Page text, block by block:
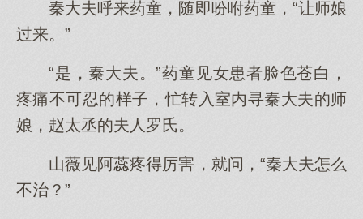
秦大夫呼来药童，随即吩咐药童，“让师娘
过来。”
“是，秦大夫。”药童见女患者脸色苍白，
疼痛不可忍的样子，忙转入室内寻秦大夫的师
娘，赵太丞的夫人罗氏。
山薇见阿蕊疼得厉害，就问，“秦大夫怎么
不治？”